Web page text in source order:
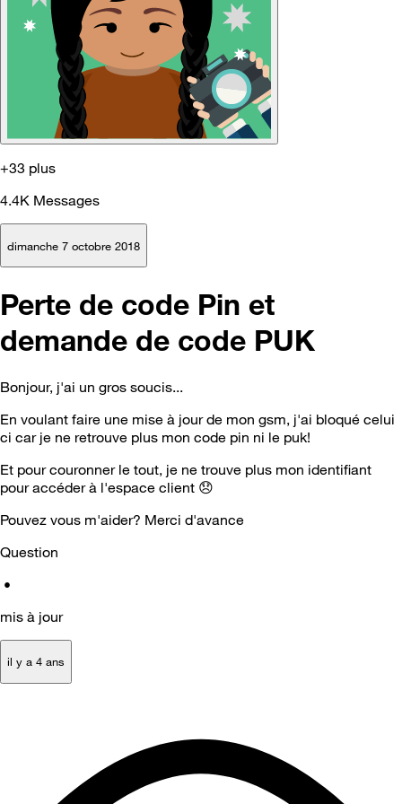
+33 plus
4.4K Messages
dimanche 7 octobre 2018
Perte de code Pin et
demande de code PUK
Bonjour, j'ai un gros soucis...
En voulant faire une mise à jour de mon gsm, j'ai bloqué celui
ci car je ne retrouve plus mon code pin ni le puk!
Et pour couronner le tout, je ne trouve plus mon identifiant
pour accéder à l'espace client 😞
Pouvez vous m'aider? Merci d'avance
Question
•
mis à jour
il y a 4 ans